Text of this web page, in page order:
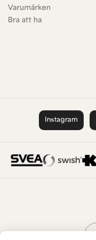
Varumärken
Bra att ha
Instagram